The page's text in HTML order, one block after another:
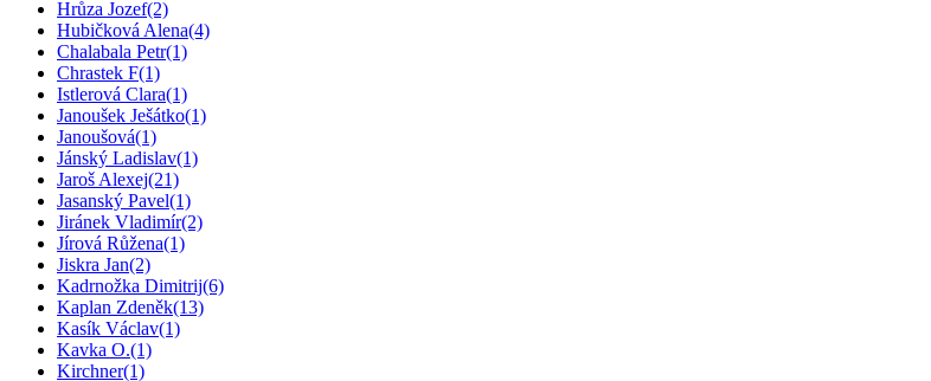
Hrůza Jozef(2)
Hubičková Alena(4)
Chalabala Petr(1)
Chrastek F(1)
Istlerová Clara(1)
Janoušek Ješátko(1)
Janoušová(1)
Jánský Ladislav(1)
Jaroš Alexej(21)
Jasanský Pavel(1)
Jiránek Vladimír(2)
Jírová Růžena(1)
Jiskra Jan(2)
Kadrnožka Dimitrij(6)
Kaplan Zdeněk(13)
Kasík Václav(1)
Kavka O.(1)
Kirchner(1)